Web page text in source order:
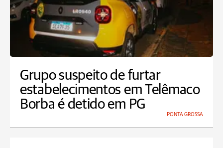
Grupo suspeito de furtar
estabelecimentos em Telêmaco
Borba é detido em PG
PONTA GROSSA